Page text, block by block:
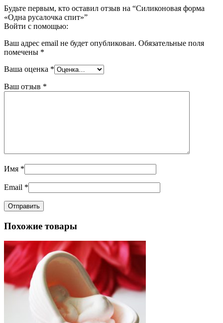
Будьте первым, кто оставил отзыв на “Силиконовая форма
«Одна русалочка спит»”
Войти с помощью:
Ваш адрес email не будет опубликован. Обязательные поля
помечены *
Ваша оценка *
Ваш отзыв *
Имя *
Email *
Похожие товары